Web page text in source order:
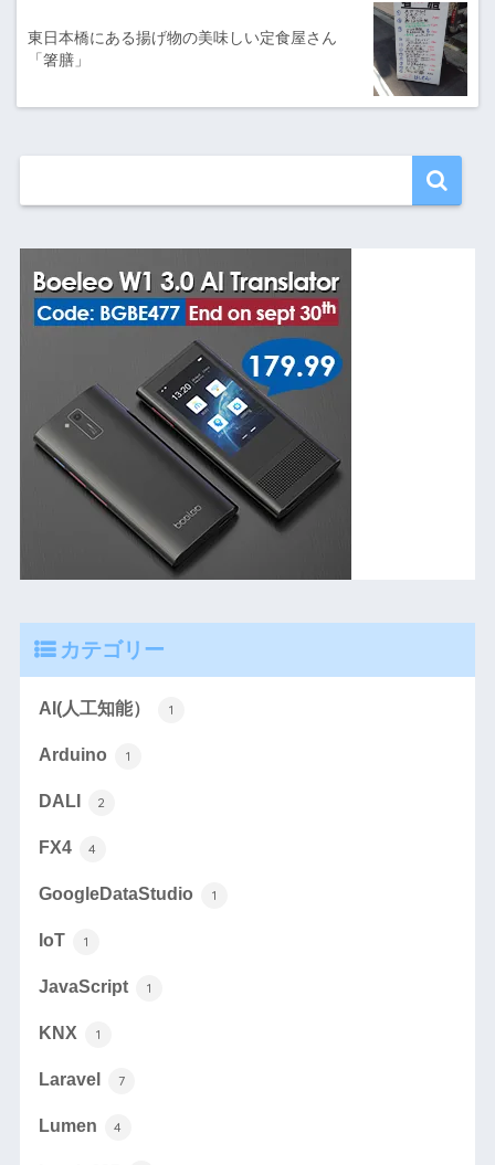
東日本橋にある揚げ物の美味しい定食屋さん
「箸膳」
カテゴリー
AI(人工知能） 1
Arduino 1
DALI 2
FX4 4
GoogleDataStudio 1
IoT 1
JavaScript 1
KNX 1
Laravel 7
Lumen 4